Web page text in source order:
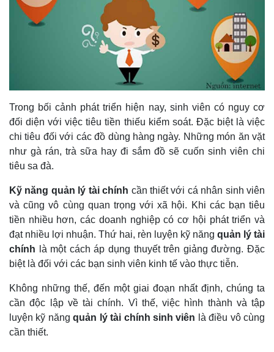
Trong bối cảnh phát triển hiện nay, sinh viên có nguy cơ
đối diện với việc tiêu tiền thiếu kiểm soát. Đặc biệt là việc
chi tiêu đối với các đồ dùng hàng ngày. Những món ăn vặt
như gà rán, trà sữa hay đi sắm đồ sẽ cuốn sinh viên chi
tiêu sa đà.
Kỹ năng quản lý tài chính cần thiết với cá nhân sinh viên
và cũng vô cùng quan trọng với xã hội. Khi các bạn tiêu
tiền nhiều hơn, các doanh nghiệp có cơ hội phát triển và
đạt nhiều lợi nhuận. Thứ hai, rèn luyện kỹ năng quản lý tài
chính là một cách áp dụng thuyết trên giảng đường. Đặc
biệt là đối với các bạn sinh viên kinh tế vào thực tiễn.
Không những thế, đến một giai đoạn nhất định, chúng ta
cần độc lập về tài chính. Vì thế, việc hình thành và tập
luyện kỹ năngquản lý tài chính sinh viên là điều vô cùng
cần thiết.